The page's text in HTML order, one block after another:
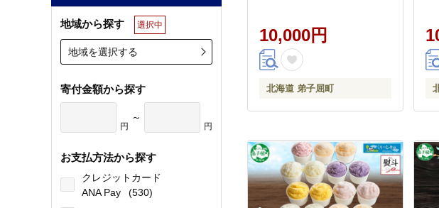
地域から探す 選択中
地域を選択する
寄付金額から探す
円
～
円
お支払方法から探す
クレジットカード
ANA Pay
(530)
10,000円
北海道 弟子屈町